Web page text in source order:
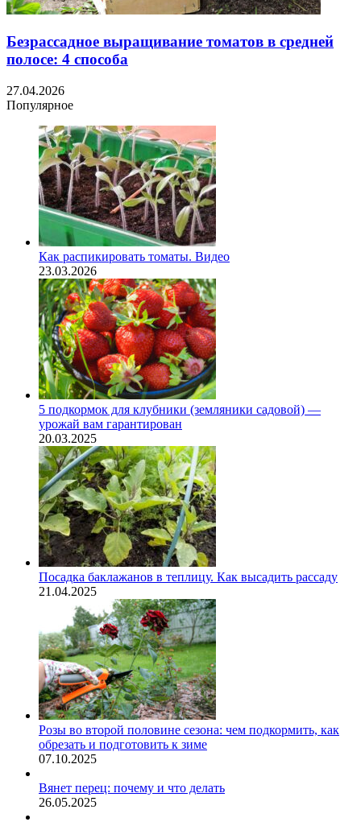
Безрассадное выращивание томатов в средней
полосе: 4 способа
27.04.2026
Популярное
Как распикировать томаты. Видео
23.03.2026
5 подкормок для клубники (земляники садовой) —
урожай вам гарантирован
20.03.2025
Посадка баклажанов в теплицу. Как высадить рассаду
21.04.2025
Розы во второй половине сезона: чем подкормить, как
обрезать и подготовить к зиме
07.10.2025
Вянет перец: почему и что делать
26.05.2025